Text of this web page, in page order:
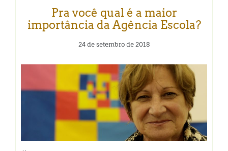
Pra você qual é a maior
importância da Agência Escola?
24 de setembro de 2018